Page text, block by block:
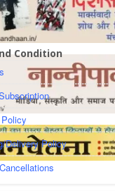
Condition
Delivery Policy